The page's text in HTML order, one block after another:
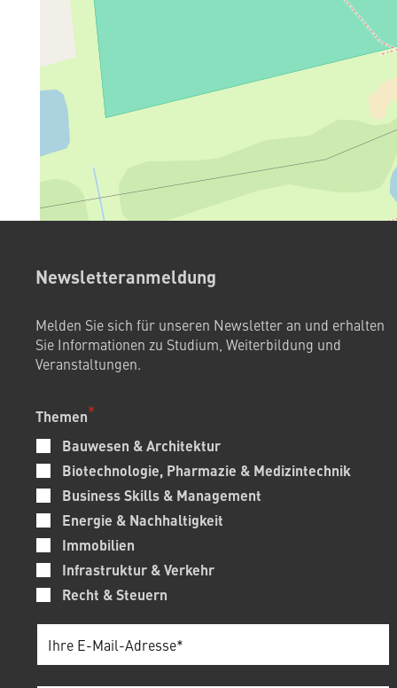
Newsletteranmeldung
Melden Sie sich für unseren Newsletter an und erhalten
Sie Informationen zu Studium, Weiterbildung und
Veranstaltungen.
Themen
Bauwesen & Architektur
Biotechnologie, Pharmazie & Medizintechnik
Business Skills & Management
Energie & Nachhaltigkeit
Immobilien
Infrastruktur & Verkehr
Recht & Steuern